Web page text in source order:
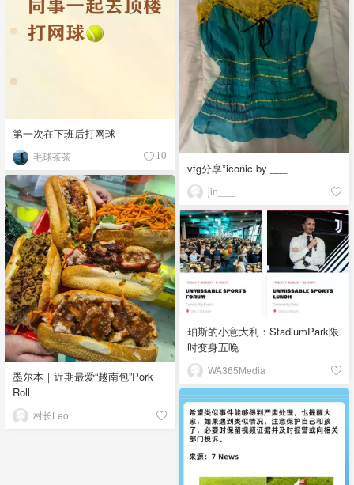
第一次在下班后打网球
毛球茶茶 10
vtg分享*iconic by ___
jin___
墨尔本｜近期最爱“越南包”Pork
Roll
村长Leo
珀斯的小意大利：StadiumPark限
时变身五晚
WA365Media